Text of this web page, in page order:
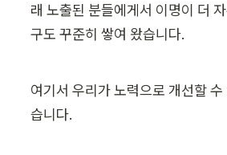
래 노출된 분들에게서 이명이 더
구도 꾸준히 쌓여 왔습니다.
여기서 우리가 노력으로 개선할
습니다.